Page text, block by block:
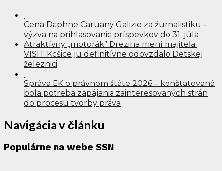
Cena Daphne Caruany Galizie za žurnalistiku –
výzva na prihlasovanie príspevkov do 31. júla
Atraktívny ,,motorák” Drezina mení majiteľa:
VISIT Košice ju definitívne odovzdalo Detskej
železnici
Správa EK o právnom štáte 2026 – konštatovaná
bola potreba zapájania zainteresovaných strán
do procesu tvorby práva
Navigácia v článku
Populárne na webe SSN